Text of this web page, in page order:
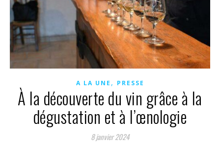
A LA UNE , PRESSE
À la découverte du vin grâce à la
dégustation et à l’œnologie
8 janvier 2024